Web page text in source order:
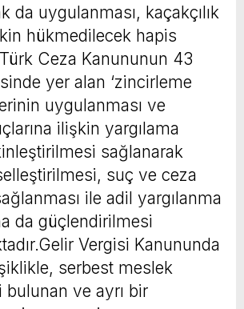
da uygulanması, kaçakçılık
hükmedilecek hapis
Ceza Kanununun 43
yer alan ‘zincirleme
uygulanması ve
ilişkin yargılama
sağlanarak
suç ve ceza
ile adil yargılanma
da güçlendirilmesi
Vergisi Kanununda
serbest meslek
ve ayrı bir